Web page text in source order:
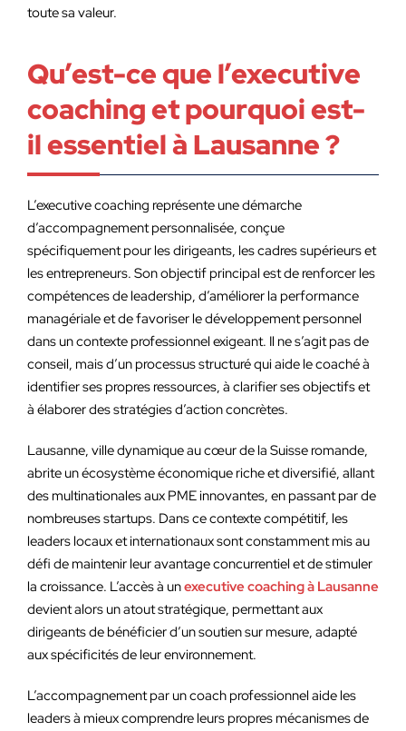
toute sa valeur.
Qu’est-ce que l’executive
coaching et pourquoi est-
il essentiel à Lausanne ?
L’executive coaching représente une démarche
d’accompagnement personnalisée, conçue
spécifiquement pour les dirigeants, les cadres supérieurs et
les entrepreneurs. Son objectif principal est de renforcer les
compétences de leadership, d’améliorer la performance
managériale et de favoriser le développement personnel
dans un contexte professionnel exigeant. Il ne s’agit pas de
conseil, mais d’un processus structuré qui aide le coaché à
identifier ses propres ressources, à clarifier ses objectifs et
à élaborer des stratégies d’action concrètes.
Lausanne, ville dynamique au cœur de la Suisse romande,
abrite un écosystème économique riche et diversifié, allant
des multinationales aux PME innovantes, en passant par de
nombreuses startups. Dans ce contexte compétitif, les
leaders locaux et internationaux sont constamment mis au
défi de maintenir leur avantage concurrentiel et de stimuler
la croissance. L’accès à unexecutive coaching à Lausanne
devient alors un atout stratégique, permettant aux
dirigeants de bénéficier d’un soutien sur mesure, adapté
aux spécificités de leur environnement.
L’accompagnement par un coach professionnel aide les
leaders à mieux comprendre leurs propres mécanismes de